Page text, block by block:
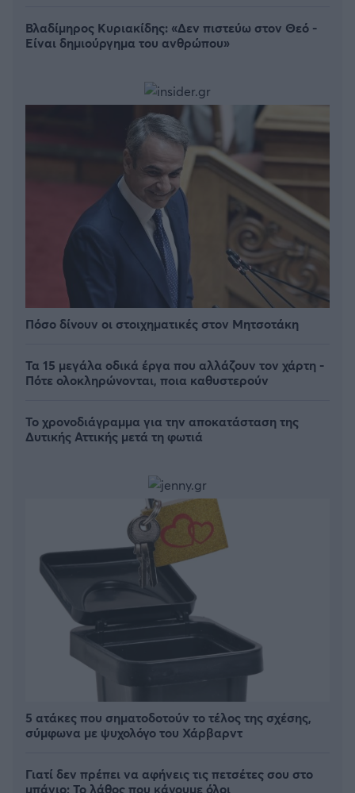
Βλαδίμηρος Κυριακίδης: «Δεν πιστεύω στον Θεό -
Είναι δημιούργημα του ανθρώπου»
Πόσο δίνουν οι στοιχηματικές στον Μητσοτάκη
Τα 15 μεγάλα οδικά έργα που αλλάζουν τον χάρτη -
Πότε ολοκληρώνονται, ποια καθυστερούν
Το χρονοδιάγραμμα για την αποκατάσταση της
Δυτικής Αττικής μετά τη φωτιά
5 ατάκες που σηματοδοτούν το τέλος της σχέσης,
σύμφωνα με ψυχολόγο του Χάρβαρντ
Γιατί δεν πρέπει να αφήνεις τις πετσέτες σου στο
μπάνιο; Το λάθος που κάνουμε όλοι